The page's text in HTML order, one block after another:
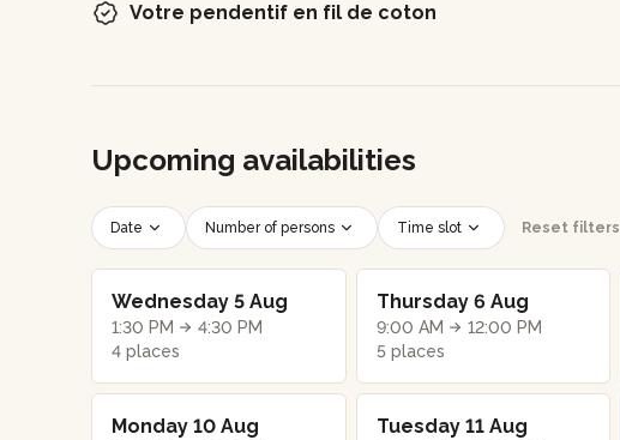
Votre pendentif en fil de coton
Upcoming availabilities
Date Number of persons Time slot Reset filters
Wednesday 5 Aug
1:30 PM
4:30 PM
4 places
Thursday 6 Aug
9:00 AM
12:00 PM
5 places
Monday 10 Aug Tuesday 11 Aug